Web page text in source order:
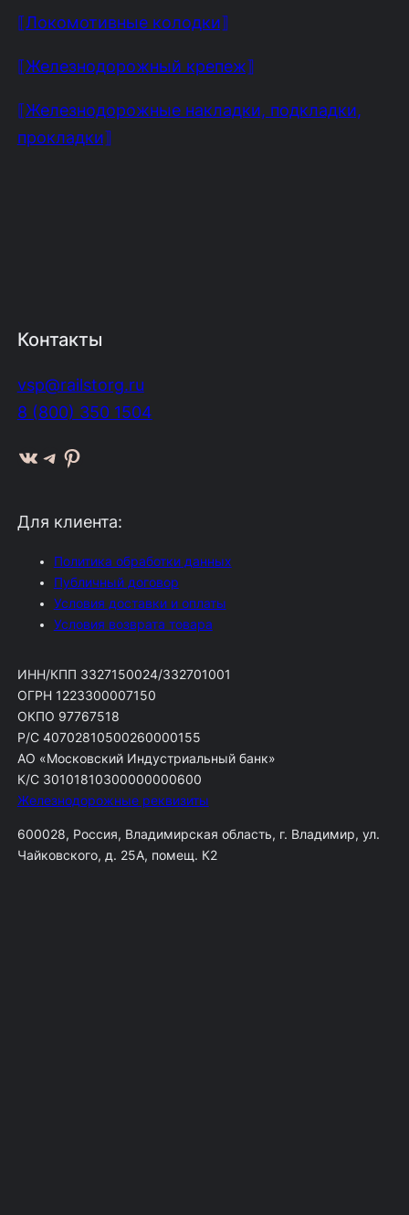
⟦Локомотивные колодки⟧
⟦Железнодорожный крепеж⟧
⟦Железнодорожные накладки, подкладки,
прокладки⟧
Контакты
vsp@railstorg.ru
8 (800) 350 1504
ВКонтакте Telegram Pinterest
Для клиента:
Политика обработки данных
Публичный договор
Условия доставки и оплаты
Условия возврата товара
ИНН/КПП 3327150024/332701001
ОГРН 1223300007150
ОКПО 97767518
Р/С 40702810500260000155
АО «Московский Индустриальный банк»
К/С 30101810300000000600
Железнодорожные реквизиты
600028, Россия, Владимирская область, г. Владимир, ул.
Чайковского, д. 25А, помещ. К2